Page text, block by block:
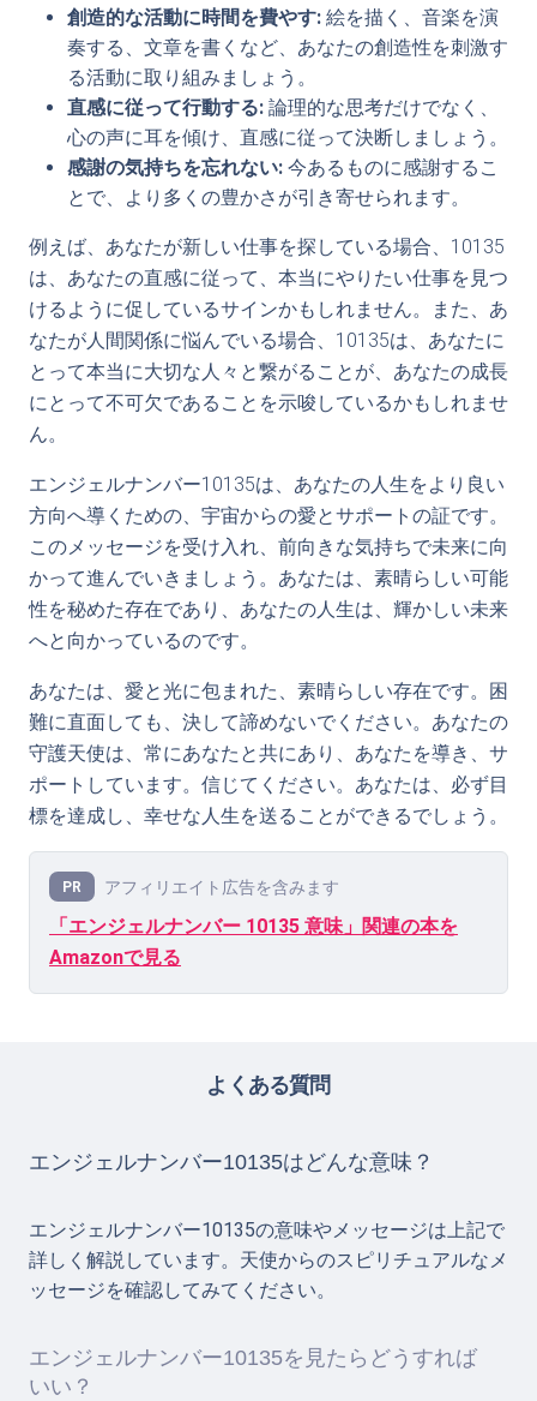
創造的な活動に時間を費やす: 絵を描く、音楽を演
奏する、文章を書くなど、あなたの創造性を刺激す
る活動に取り組みましょう。
直感に従って行動する: 論理的な思考だけでなく、
心の声に耳を傾け、直感に従って決断しましょう。
感謝の気持ちを忘れない: 今あるものに感謝するこ
とで、より多くの豊かさが引き寄せられます。
例えば、あなたが新しい仕事を探している場合、10135
は、あなたの直感に従って、本当にやりたい仕事を見つ
けるように促しているサインかもしれません。また、あ
なたが人間関係に悩んでいる場合、10135は、あなたに
とって本当に大切な人々と繋がることが、あなたの成長
にとって不可欠であることを示唆しているかもしれませ
ん。
エンジェルナンバー10135は、あなたの人生をより良い
方向へ導くための、宇宙からの愛とサポートの証です。
このメッセージを受け入れ、前向きな気持ちで未来に向
かって進んでいきましょう。あなたは、素晴らしい可能
性を秘めた存在であり、あなたの人生は、輝かしい未来
へと向かっているのです。
あなたは、愛と光に包まれた、素晴らしい存在です。困
難に直面しても、決して諦めないでください。あなたの
守護天使は、常にあなたと共にあり、あなたを導き、サ
ポートしています。信じてください。あなたは、必ず目
標を達成し、幸せな人生を送ることができるでしょう。
PR アフィリエイト広告を含みます
「エンジェルナンバー 10135 意味」関連の本を
Amazonで見る
よくある質問
エンジェルナンバー10135はどんな意味？
エンジェルナンバー10135の意味やメッセージは上記で
詳しく解説しています。天使からのスピリチュアルなメ
ッセージを確認してみてください。
エンジェルナンバー10135を見たらどうすれば
いい？